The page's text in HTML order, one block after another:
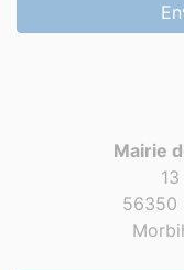
Mairie
56350